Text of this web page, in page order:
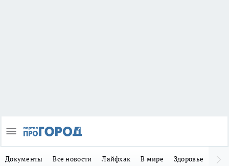
Документы Все новости Лайфхак В мире Здоровье